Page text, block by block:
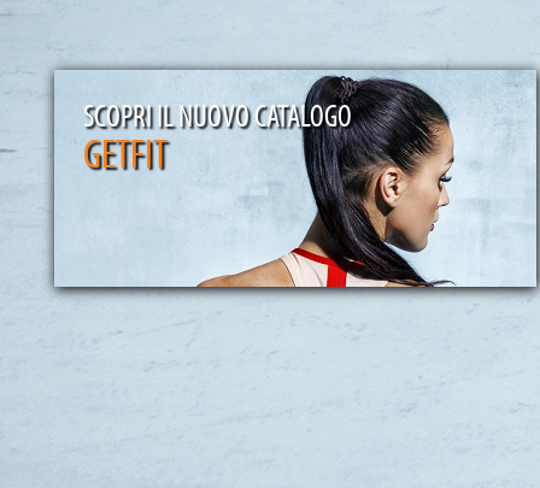
SCOPRI IL NUOVO CATALOGO
GETFIT